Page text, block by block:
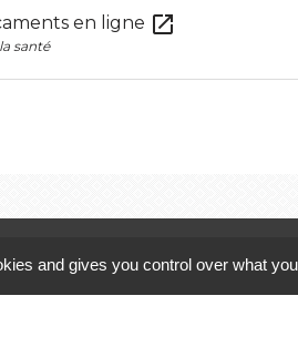
en ligne open_in_new
santé
nous Liens
and gives you control over what